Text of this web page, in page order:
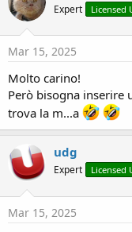
Expert Licensed
Mar 15, 2025
Molto carino!
Però bisogna inserire
trova la m...a
udg
Expert Licensed
Mar 15, 2025